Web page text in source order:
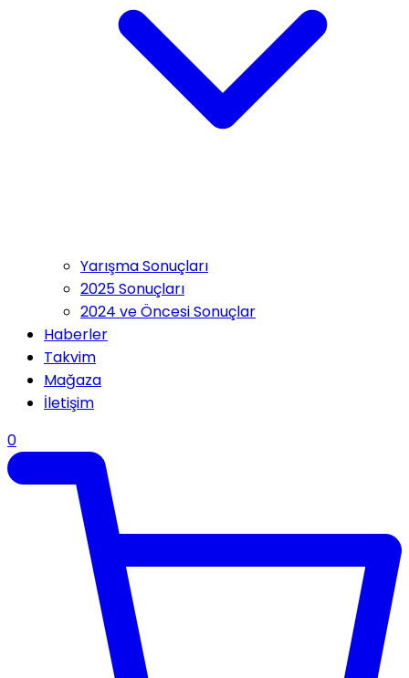
Yarışma Sonuçları
2025 Sonuçları
2024 ve Öncesi Sonuçlar
Haberler
Takvim
Mağaza
İletişim
0